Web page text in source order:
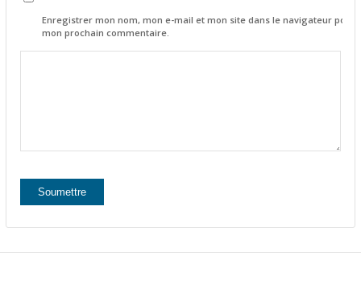
Enregistrer mon nom, mon e-mail et mon site dans le navigateur pour
mon prochain commentaire.